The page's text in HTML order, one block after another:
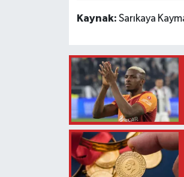
Kaynak: Sarıkaya